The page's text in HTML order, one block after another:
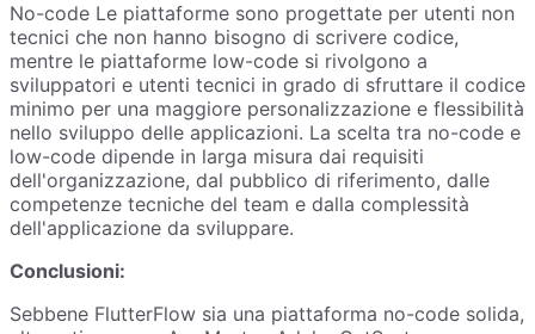
No-code Le piattaforme sono progettate per utenti non
tecnici che non hanno bisogno di scrivere codice,
mentre le piattaforme low-code si rivolgono a
sviluppatori e utenti tecnici in grado di sfruttare il codice
minimo per una maggiore personalizzazione e flessibilità
nello sviluppo delle applicazioni. La scelta tra no-code e
low-code dipende in larga misura dai requisiti
dell'organizzazione, dal pubblico di riferimento, dalle
competenze tecniche del team e dalla complessità
dell'applicazione da sviluppare.
Conclusioni:
Sebbene FlutterFlow sia una piattaforma no-code solida,